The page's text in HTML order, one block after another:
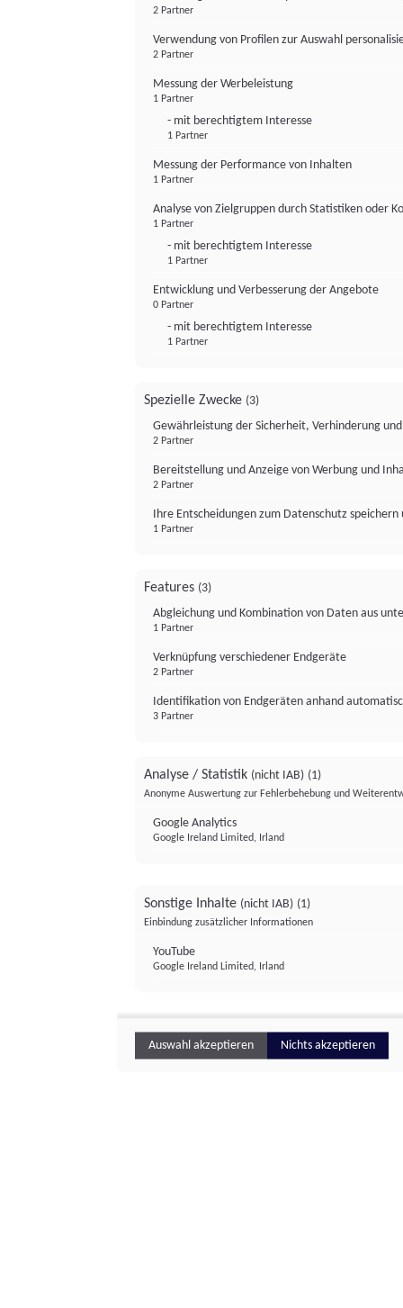
2 Partner
Verwendung von Profilen zur Auswahl
2 Partner
Messung der Werbeleistung
1 Partner
- mit berechtigtem Interesse
1 Partner
Messung der Performance von Inhalten
1 Partner
Analyse von Zielgruppen durch Statistiken oder
1 Partner
- mit berechtigtem Interesse
1 Partner
Entwicklung und Verbesserung der Angebote
0 Partner
- mit berechtigtem Interesse
1 Partner
Spezielle Zwecke (3)
Gewährleistung der Sicherheit, Verhinderung
2 Partner
Bereitstellung und Anzeige von Werbung und
2 Partner
Ihre Entscheidungen zum Datenschutz
1 Partner
Features (3)
Abgleichung und Kombination von Daten aus
1 Partner
Verknüpfung verschiedener Endgeräte
2 Partner
Identifikation von Endgeräten anhand
3 Partner
Analyse / Statistik (nicht IAB) (1)
Anonyme Auswertung zur Fehlerbehebung und
Google Analytics
Google Ireland Limited, Irland
Sonstige Inhalte (nicht IAB) (1)
Einbindung zusätzlicher Informationen
YouTube
Google Ireland Limited, Irland
Auswahl akzeptieren Nichts akzeptieren